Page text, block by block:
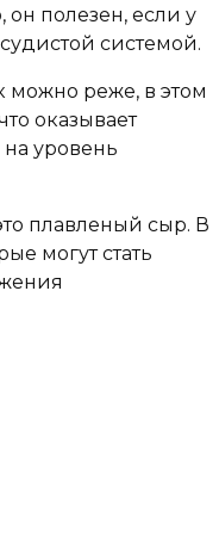
полезен, если у
системой.
можно реже, в этом
оказывает
уровень
плавленый сыр. В
могут стать